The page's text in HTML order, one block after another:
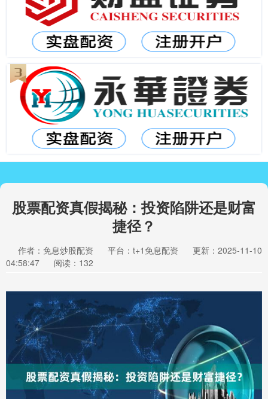
股票配资真假揭秘：投资陷阱还是财富
捷径？
作者：免息炒股配资 平台：t+1免息配资
更新：2025-11-10
04:58:47
阅读：132